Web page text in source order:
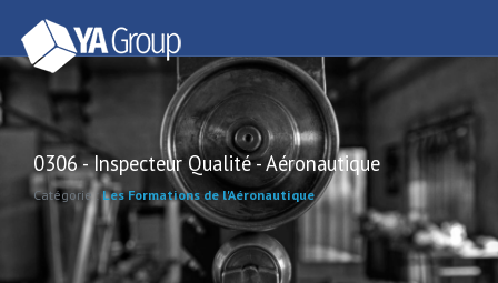
0306 - Inspecteur Qualité - Aéronautique
Catégorie :Les Formations de l'Aéronautique